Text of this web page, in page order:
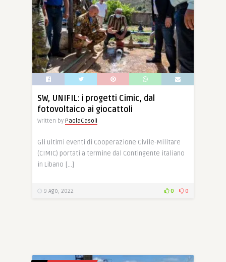
SW, UNIFIL: i progetti Cimic, dal
fotovoltaico ai giocattoli
Written by PaolaCasoli
Gli ultimi eventi di Cooperazione Civile-Militare
(CIMIC) portati a termine dal Contingente italiano
in Libano […]
9 Ago, 2022 0 0